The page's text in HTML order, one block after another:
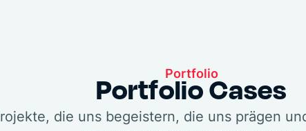
Portfolio
Portfolio Cases
die uns begeistern, die uns prägen